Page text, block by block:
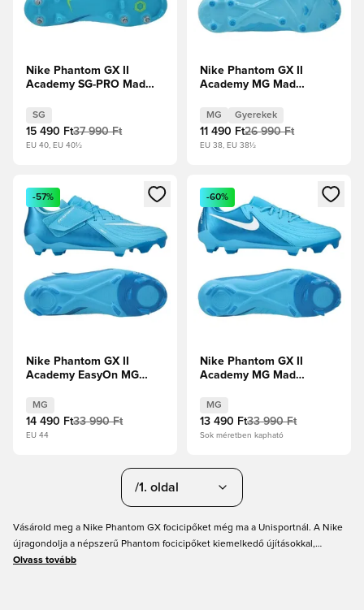
Nike Phantom GX II
Academy SG-PRO Mad
Fury/Fehér
SG
15 490 Ft37 990 Ft
EU 40, EU 40½
Nike Phantom GX II
Academy MG Mad
Fury/Fehér Gyerek
MG Gyerekek
11 490 Ft26 990 Ft
EU 38, EU 38½
Megnyit egy modált a bejelentkezéshez vagy a tagként
-57%
Nike Phantom GX II
Academy EasyOn MG
Fury/Fehér
MG
14 490 Ft33 990 Ft
EU 44
Megnyit egy modált a
-60%
Nike Phantom GX II
Academy MG Mad
Fury/Fehér
MG
13 490 Ft33 990 Ft
Sok méretben kapható
/1. oldal
Vásárold meg a Nike Phantom GX focicipőket még ma a Unisportnál. A Nike
újragondolja a népszerű Phantom focicipőket kiemelkedő újításokkal,
beleértve a forradalmi Gripknit technológiát, ami fokozott labdaérintést és
Olvass tovább